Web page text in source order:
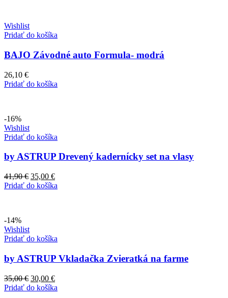
Wishlist
Pridať do košíka
BAJO Závodné auto Formula- modrá
26,10 €
Pridať do košíka
-16%
Wishlist
Pridať do košíka
by ASTRUP Drevený kadernícky set na vlasy
41,90€ Pôvodná
cena
35,00 €Aktuálna
cena
Pridať do košíka
-14%
Wishlist
Pridať do košíka
by ASTRUP Vkladačka Zvieratká na farme
35,00€ Pôvodná
cena
30,00 €Aktuálna
cena
Pridať do košíka